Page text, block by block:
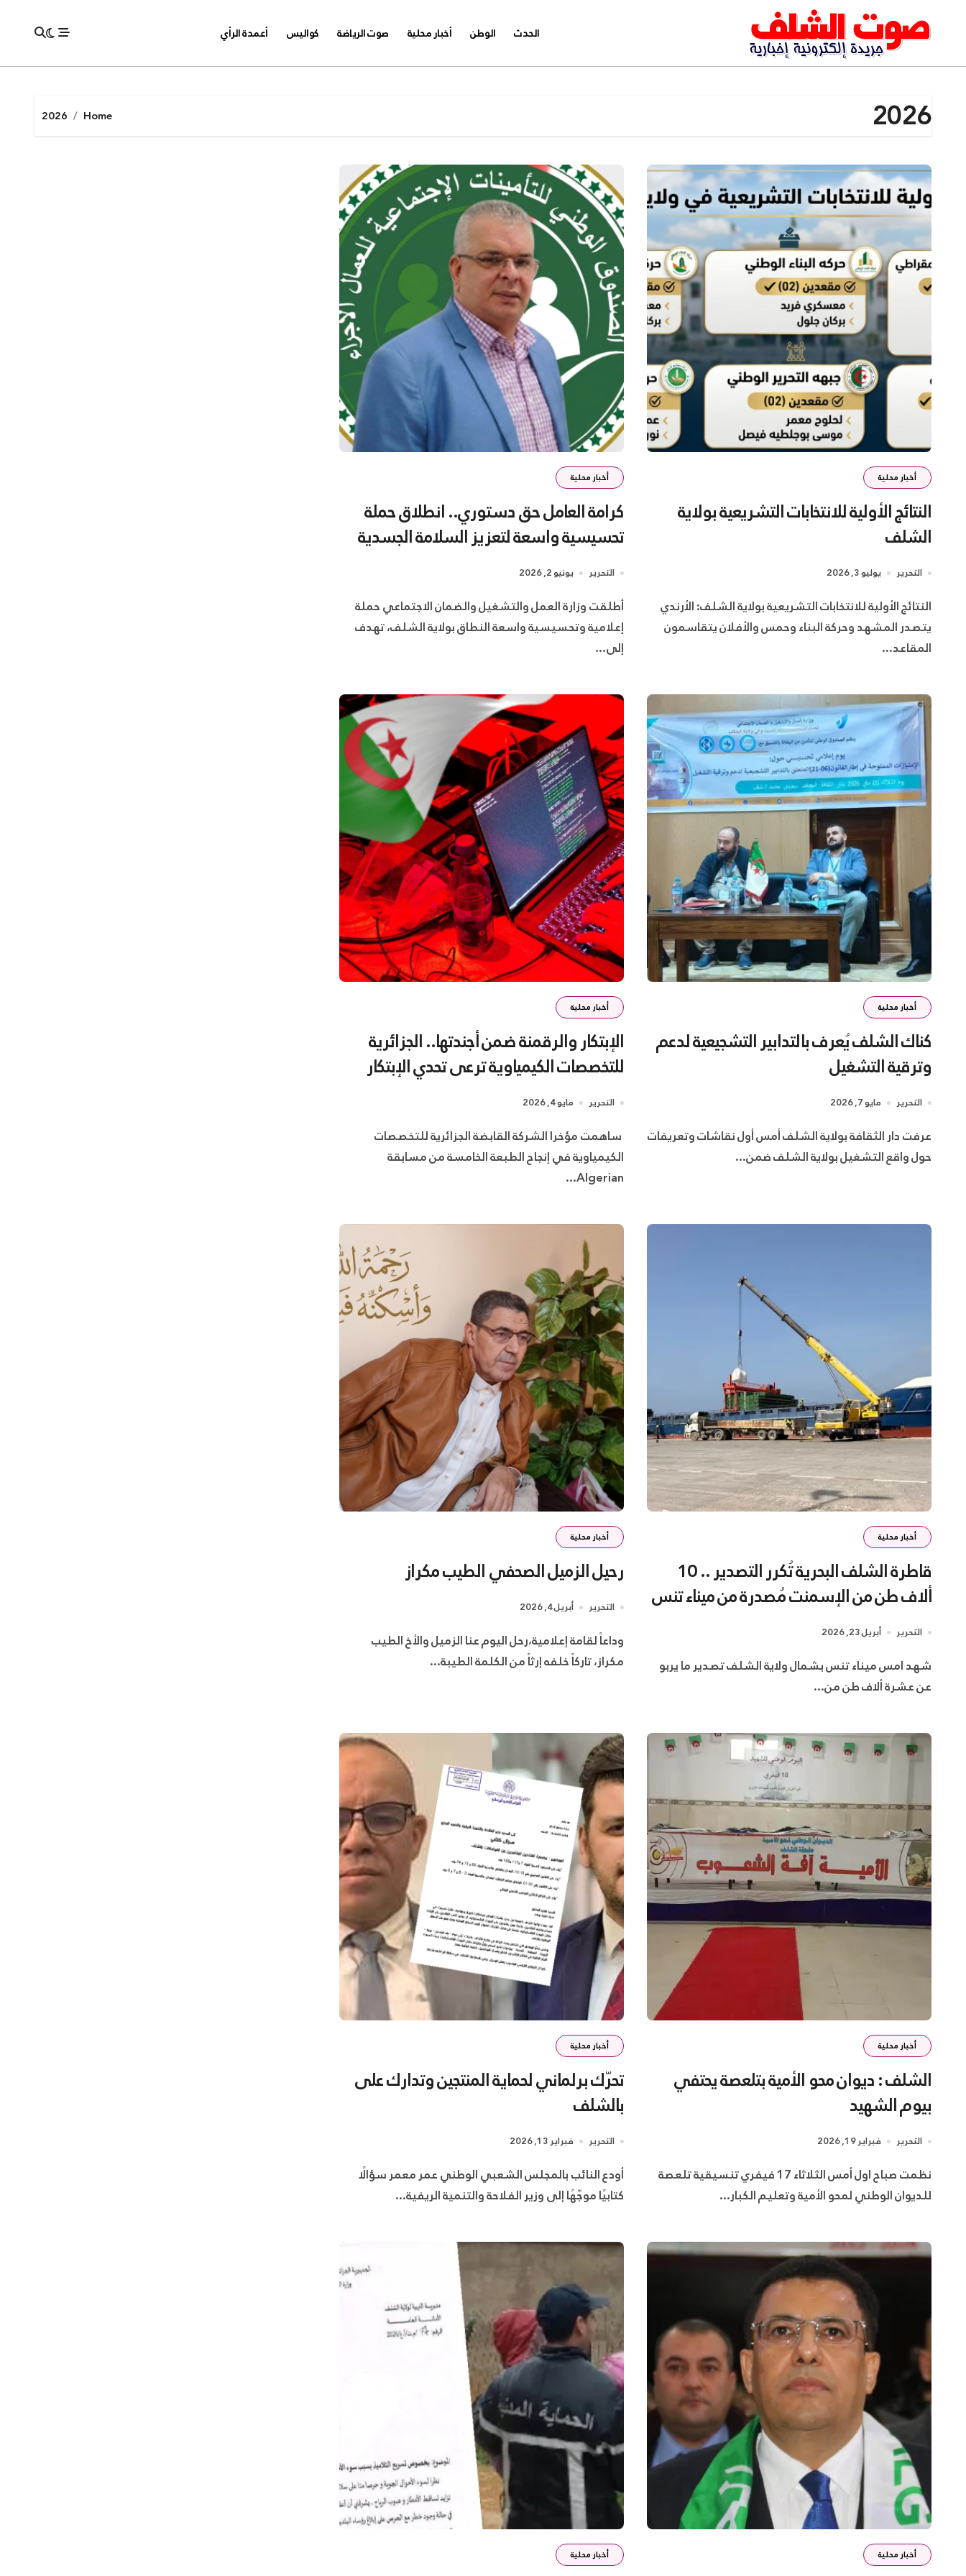
content
الحدث الوطن أخبار محلية صوت الرياضة كواليس أعمدة الرأي
2026
Home
2026
أخبار محلية
النتائج الأولية للانتخابات التشريعية بولاية
الشلف
التحرير يوليو 3, 2026
النتائج الأولية للانتخابات التشريعية بولاية الشلف: الأرندي
يتصدر المشهد وحركة البناء وحمس والأفلان يتقاسمون
المقاعد...
أخبار محلية
كرامة العامل حق دستوري.. انطلاق حملة
تحسيسية واسعة لتعزيز السلامة الجسدية
والنفسية بالشلف
التحرير يونيو 2, 2026
إعلامية وتحسيسية واسعة النطاق بولاية الشلف، تهدف
إلى...
أخبار محلية
كناك الشلف يُعرف بالتدابير التشجيعية لدعم
وترقية التشغيل
التحرير مايو 7, 2026
عرفت دار الثقافة بولاية الشلف أمس أول نقاشات وتعريفات
حول واقع التشغيل بولاية الشلف ضمن...
أخبار محلية
الإبتكار والرقمنة ضمن أجندتها.. الجزائرية
للتخصصات الكيمياوية ترعى تحدي الإبتكار
الجزائري
التحرير مايو 4, 2026
الكيمياوية في إنجاح الطبعة الخامسة من مسابقة
Algerian...
أخبار محلية
قاطرة الشلف البحرية تُكرر التصدير .. 10
ألاف طن من الإسمنت مُصدرة من ميناء تنس
التحرير أبريل 23, 2026
شهد امس ميناء تنس بشمال ولاية الشلف تصدير ما يربو
عن عشرة ألاف طن من...
أخبار محلية
رحيل الزميل الصحفي الطيب مكراز
التحرير أبريل 4, 2026
وداعاً لقامة إعلامية،​رحل اليوم عنا الزميل والأخ الطيب
مكراز، تاركاً خلفه إرثاً من الكلمة الطيبة...
أخبار محلية
الشلف : ديوان محو الأمية بتلعصة يحتفي
بيوم الشهيد
التحرير فبراير 19, 2026
نظمت صباح اول أمس الثلاثاء 17 فيفري تنسيقية تلعصة
للديوان الوطني لمحو الأمية وتعليم الكبار...
أخبار محلية
تحرّك برلماني لحماية المنتجين وتدارك على
بالشلف
التحرير فبراير 13, 2026
أودع النائب بالمجلس الشعبي الوطني عمر معمر سؤالًا
كتابيًا موجّهًا إلى وزير الفلاحة والتنمية الريفية...
أخبار محلية أخبار محلية